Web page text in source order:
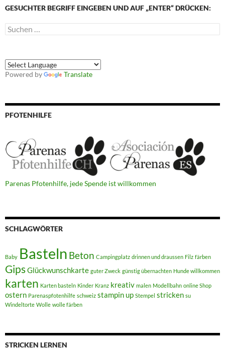
GESUCHTER BEGRIFF EINGEBEN UND AUF „ENTER“ DRÜCKEN:
Suchen
nach:
Powered by Translate
PFOTENHILFE
Parenas Pfotenhilfe, jede Spende ist willkommen
SCHLAGWÖRTER
Baby Basteln Beton Campingplatz drinnen und draussen Filz färben
GipsGlückwunschkarte guter Zweck günstig übernachten Hunde willkommen
karten Karten basteln Kinder Kranz kreativ malen Modellbahn online Shop
ostern Parenaspfotenhilfe schweiz stampin up Stempel stricken su
Windeltorte Wolle wolle färben
STRICKEN LERNEN